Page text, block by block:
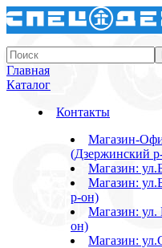
Главная
Каталог
Контакты
Магазин-
(Дзержинский
Магазин:
Магазин:
р-он)
Магазин:
он)
Магазин: